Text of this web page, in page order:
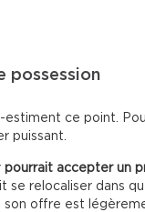
possession
estiment ce point.
puissant.
pourrait accepter un
se relocaliser dans
son offre est